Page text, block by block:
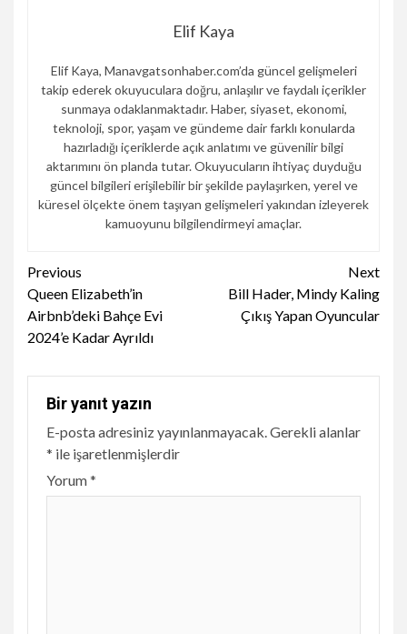
Elif Kaya
Elif Kaya, Manavgatsonhaber.com’da güncel gelişmeleri
takip ederek okuyuculara doğru, anlaşılır ve faydalı içerikler
sunmaya odaklanmaktadır. Haber, siyaset, ekonomi,
teknoloji, spor, yaşam ve gündeme dair farklı konularda
hazırladığı içeriklerde açık anlatımı ve güvenilir bilgi
aktarımını ön planda tutar. Okuyucuların ihtiyaç duyduğu
güncel bilgileri erişilebilir bir şekilde paylaşırken, yerel ve
küresel ölçekte önem taşıyan gelişmeleri yakından izleyerek
kamuoyunu bilgilendirmeyi amaçlar.
Continue
Reading
Previous
Queen Elizabeth’in
Airbnb’deki Bahçe Evi
2024’e Kadar Ayrıldı
Next
Bill Hader, Mindy Kaling
Çıkış Yapan Oyuncular
Bir yanıt yazın
E-posta adresiniz yayınlanmayacak. Gerekli alanlar
* ile işaretlenmişlerdir
Yorum*